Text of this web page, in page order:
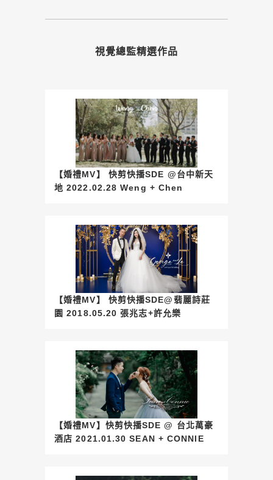
視覺總監精選作品
【婚禮MV】 快剪快播SDE @台中新天
地 2022.02.28 Weng + Chen
【婚禮MV】 快剪快播SDE@翡麗詩莊
園 2018.05.20 張兆志+許允樂
【婚禮MV】快剪快播SDE @ 台北萬豪
酒店 2021.01.30 SEAN + CONNIE